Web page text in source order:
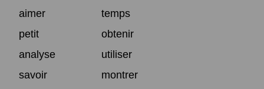
aimer
temps
petit
obtenir
analyse
utiliser
savoir
montrer